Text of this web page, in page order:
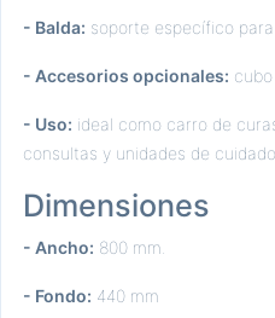
- Balda: soporte específico
- Accesorios opcionales: cubo
- Uso: ideal como carro de
consultas y unidades de
Dimensiones
- Ancho: 800 mm.
- Fondo: 440 mm